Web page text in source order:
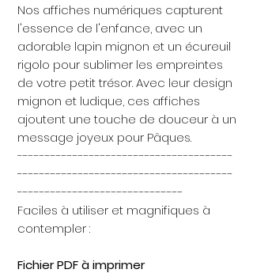
Nos affiches numériques capturent
l'essence de l'enfance, avec un
adorable lapin mignon et un écureuil
rigolo pour sublimer les empreintes
de votre petit trésor. Avec leur design
mignon et ludique, ces affiches
ajoutent une touche de douceur à un
message joyeux pour Pâques.
---------------------------------------
---------------------------------------
------------------------------
Faciles à utiliser et magnifiques à
contempler :
Fichier PDF à imprimer